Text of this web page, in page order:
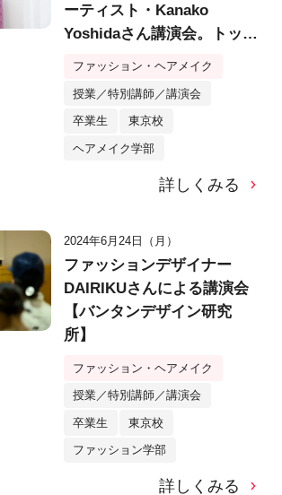
ーティスト・Kanako
Yoshidaさん講演会。トップ
ファッション・ヘアメイク
授業／特別講師／講演会
卒業生 東京校
ヘアメイク学部
詳しくみる
2024年6月24日（月）
ファッションデザイナー
DAIRIKUさんによる講演会
【バンタンデザイン研究
所】
ファッション・ヘアメイク
授業／特別講師／講演会
卒業生 東京校
ファッション学部
詳しくみる